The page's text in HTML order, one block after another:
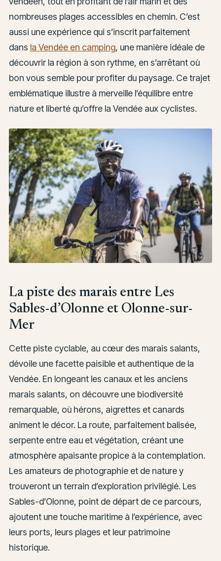
nombreuses plages accessibles en chemin. C’est
aussi une expérience qui s’inscrit parfaitement
dans la Vendée en camping, une manière idéale de
découvrir la région à son rythme, en s’arrêtant où
bon vous semble pour profiter du paysage. Ce trajet
emblématique illustre à merveille l’équilibre entre
nature et liberté qu’offre la Vendée aux cyclistes.
La piste des marais entre Les
Sables-d’Olonne et Olonne-sur-
Mer
Cette piste cyclable, au cœur des marais salants,
dévoile une facette paisible et authentique de la
Vendée. En longeant les canaux et les anciens
marais salants, on découvre une biodiversité
remarquable, où hérons, aigrettes et canards
animent le décor. La route, parfaitement balisée,
serpente entre eau et végétation, créant une
atmosphère apaisante propice à la contemplation.
Les amateurs de photographie et de nature y
trouveront un terrain d’exploration privilégié. Les
Sables-d’Olonne, point de départ de ce parcours,
ajoutent une touche maritime à l’expérience, avec
leurs ports, leurs plages et leur patrimoine
historique.